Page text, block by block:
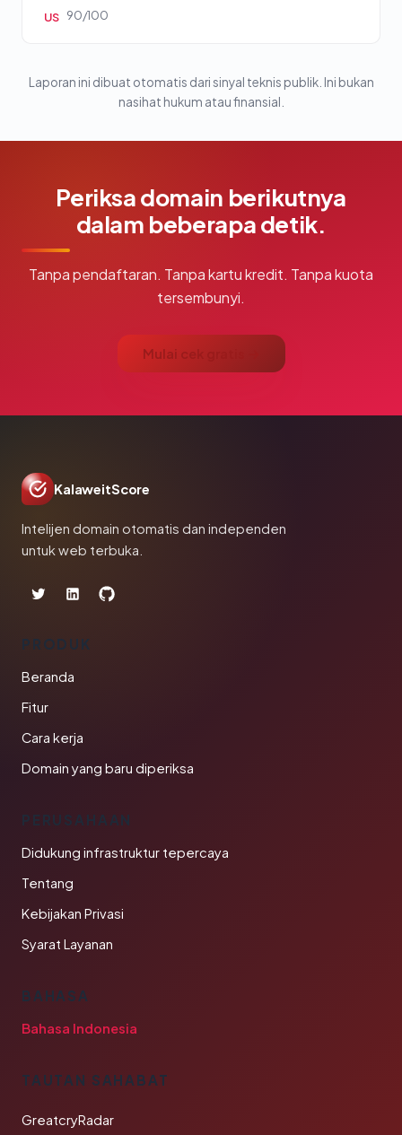
US 90/100
Laporan ini dibuat otomatis dari sinyal teknis publik. Ini bukan
nasihat hukum atau finansial.
Periksa domain berikutnya
dalam beberapa detik.
Tanpa pendaftaran. Tanpa kartu kredit. Tanpa kuota
tersembunyi.
Mulai cek gratis →
KalaweitScore
Intelijen domain otomatis dan independen
untuk web terbuka.
PRODUK
Beranda
Fitur
Cara kerja
Domain yang baru diperiksa
PERUSAHAAN
Didukung infrastruktur tepercaya
Tentang
Kebijakan Privasi
Syarat Layanan
BAHASA
Bahasa Indonesia
TAUTAN SAHABAT
GreatcryRadar